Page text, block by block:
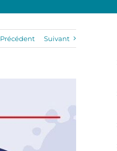
Précédent Suivant